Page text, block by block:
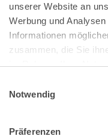
unserer Website an
Werbung und
Informationen
zusammen, die Sie
im Rahmen Ihrer
Impressum
Notwendig
Präferenzen
Bundeskanzlerplatz 2
53113 Bonn
Pressemitteilungen
Impressum|